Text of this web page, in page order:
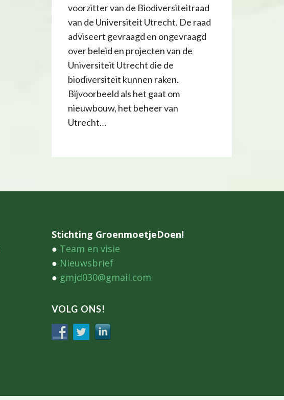
voorzitter van de Biodiversiteitraad
van de Universiteit Utrecht. De raad
adviseert gevraagd en ongevraagd
over beleid en projecten van de
Universiteit Utrecht die de
biodiversiteit kunnen raken.
Bijvoorbeeld als het gaat om
nieuwbouw, het beheer van
Utrecht…
Stichting GroenmoetjeDoen!
● Team en visie
● Nieuwsbrief
● gmjd030@gmail.com
VOLG ONS!